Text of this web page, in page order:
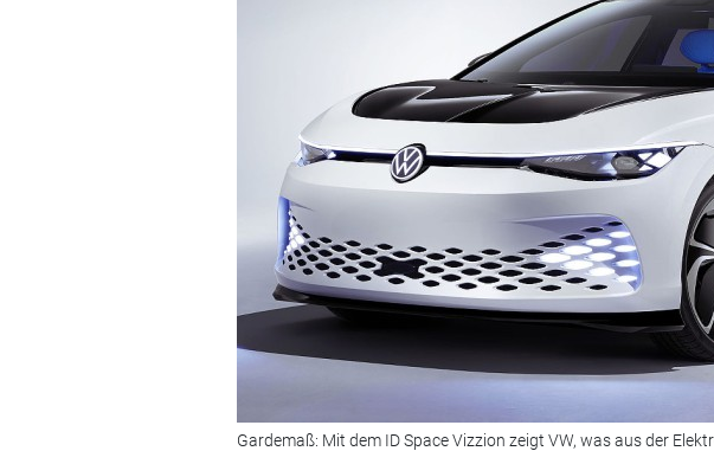
Gardemaß: Mit dem ID Space Vizzion zeigt VW, was aus der